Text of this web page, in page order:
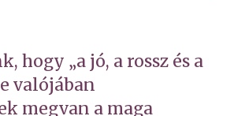
hogy „a jó, a rossz és a
valójában
megvan a maga